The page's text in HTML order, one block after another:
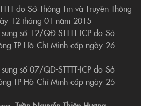
do Sở Thông Tin và Truyền Thông
12 tháng 01 năm 2015
số 12/QĐ-STTTT-ICP do Sở
TP Hồ Chí Minh cấp ngày 26
số 07/QĐ-STTTT-ICP do Sở
TP Hồ Chí Minh cấp ngày 25